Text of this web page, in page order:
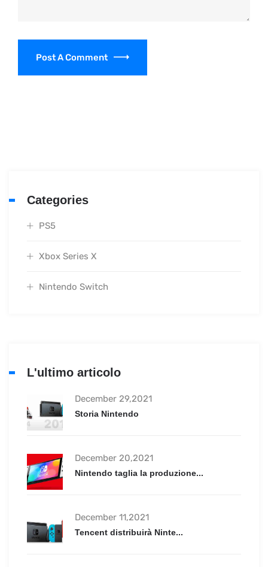
Post A Comment
Categories
PS5
Xbox Series X
Nintendo Switch
L'ultimo articolo
December 29,2021
Storia Nintendo
December 20,2021
Nintendo taglia la produzione...
December 11,2021
Tencent distribuirà Ninte...